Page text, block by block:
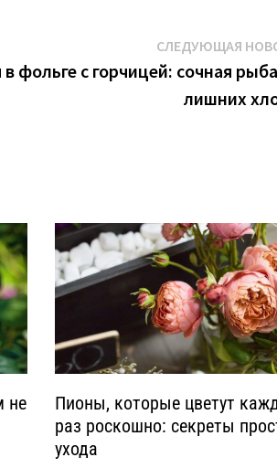
СЛЕДУЮЩАЯ
фольге с горчицей: сочная
лишних
не
Пионы, которые цветут
раз роскошно: секреты
ухода